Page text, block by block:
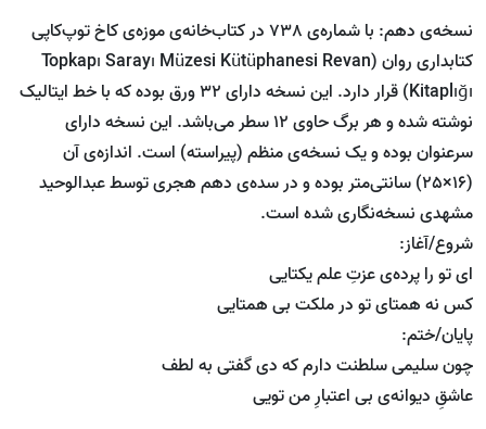
نسخه‌ی دهم: با شماره‌ی 738 در کتاب‌خانه‌ی موزه‌ی کاخ توپ‌کاپی
کتابداری روان (Topkapı Sarayı Müzesi Kütüphanesi Revan
Kitaplığı) قرار دارد. این نسخه دارای 32 ورق بوده که با خط ایتالیک
نوشته شده و هر برگ حاوی 12 سطر می‌باشد. این نسخه دارای
سرعنوان بوده و یک نسخه‌ی منظم (پیراسته) است. اندازه‌ی آن
(16×25) سانتی‌متر بوده و در سده‌ی دهم هجری توسط عبدالوحید
مشهدی نسخه‌نگاری شده است.
شروع/آغاز:
ای تو را پرده‌ی عزتِ علم یکتایی
کس نه همتای تو در ملکت بی همتایی
پایان/ختم:
چون سلیمی سلطنت دارم که دی گفتی به لطف
عاشقِ دیوانه‌ی بی اعتبارِ من تویی